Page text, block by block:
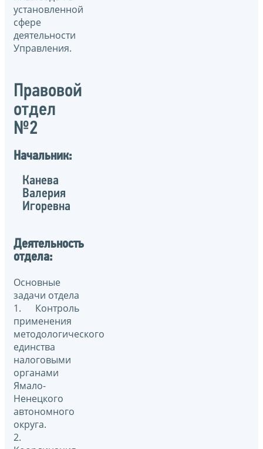
установленной
сфере
деятельности
Управления.
Правовой
отдел
№2
Начальник:
Канева
Валерия
Игоревна
Деятельность
отдела:
Основные
задачи отдела
1. Контроль
применения
методологического
единства
налоговыми
органами
Ямало-
Ненецкого
автономного
округа.
2.